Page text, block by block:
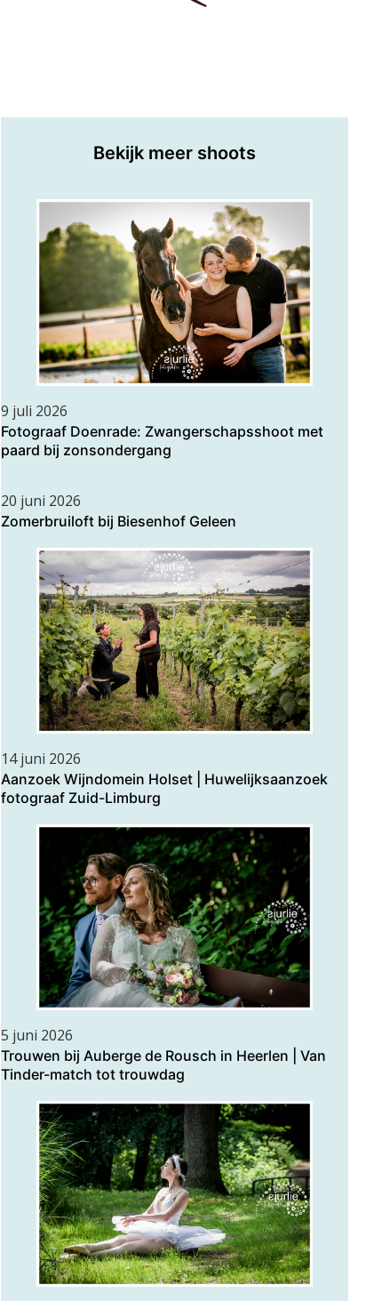
Bekijk meer shoots
9 juli 2026
Fotograaf Doenrade: Zwangerschapsshoot met
paard bij zonsondergang
20 juni 2026
Zomerbruiloft bij Biesenhof Geleen
14 juni 2026
Aanzoek Wijndomein Holset | Huwelijksaanzoek
fotograaf Zuid-Limburg
5 juni 2026
Trouwen bij Auberge de Rousch in Heerlen | Van
Tinder-match tot trouwdag